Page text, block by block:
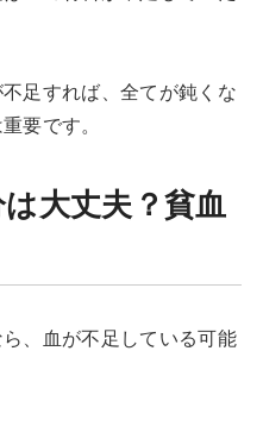
足すれば、全てが鈍くな
要です。
大丈夫？貧血
、血が不足している可能